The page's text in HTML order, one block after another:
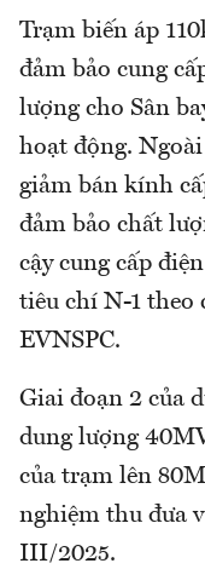
Trạm biến áp
đảm bảo cung
lượng cho Sân
hoạt động.
giảm bán kính
đảm bảo chất
cậy cung cấp
tiêu chí N-1 theo
EVNSPC.
Giai đoạn 2 của
dung lượng
của trạm lên
nghiệm thu đưa
III/2025.